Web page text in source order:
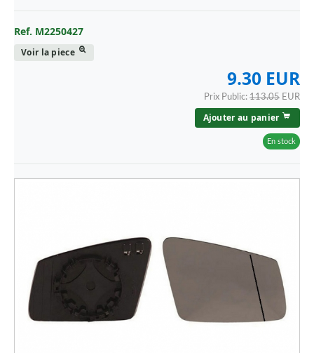
Ref. M2250427
Voir la piece
9.30 EUR
Prix Public: 113.05 EUR
Ajouter au panier
En stock